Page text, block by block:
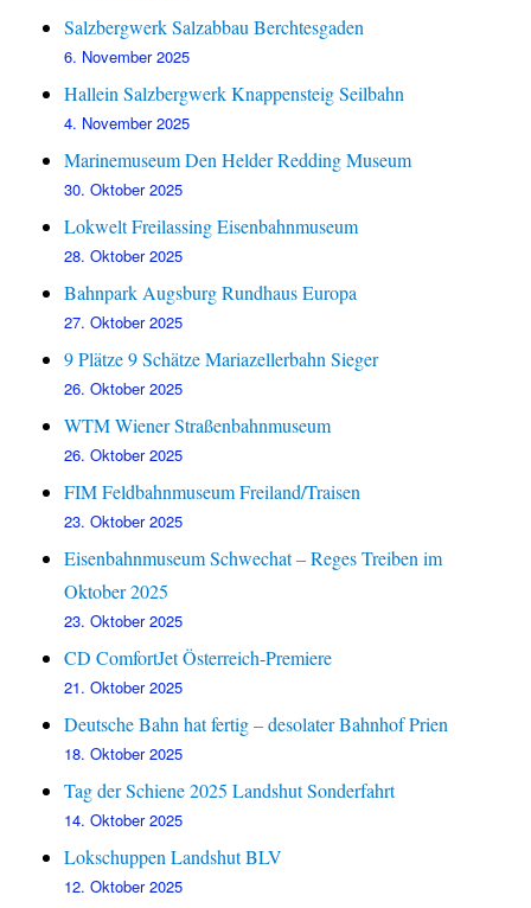
Salzbergwerk Salzabbau Berchtesgaden
6. November 2025
Hallein Salzbergwerk Knappensteig Seilbahn
4. November 2025
Marinemuseum Den Helder Redding Museum
30. Oktober 2025
Lokwelt Freilassing Eisenbahnmuseum
28. Oktober 2025
Bahnpark Augsburg Rundhaus Europa
27. Oktober 2025
9 Plätze 9 Schätze Mariazellerbahn Sieger
26. Oktober 2025
WTM Wiener Straßenbahnmuseum
26. Oktober 2025
FIM Feldbahnmuseum Freiland/Traisen
23. Oktober 2025
Eisenbahnmuseum Schwechat – Reges Treiben im
Oktober 2025
23. Oktober 2025
CD ComfortJet Österreich-Premiere
21. Oktober 2025
Deutsche Bahn hat fertig – desolater Bahnhof Prien
18. Oktober 2025
Tag der Schiene 2025 Landshut Sonderfahrt
14. Oktober 2025
Lokschuppen Landshut BLV
12. Oktober 2025